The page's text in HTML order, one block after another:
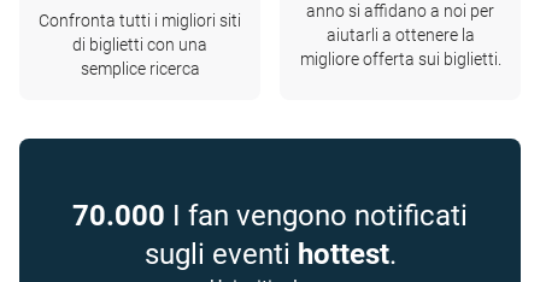
Confronta tutti i migliori siti
di biglietti con una
semplice ricerca
anno si affidano a noi per
aiutarli a ottenere la
migliore offerta sui biglietti.
70.000 I fan vengono notificati
sugli eventi hottest.